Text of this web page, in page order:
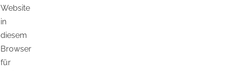
Website
in
diesem
Browser
für